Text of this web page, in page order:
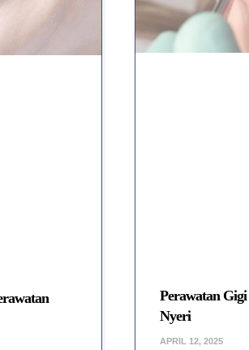
Perawatan
Nyeri
APRIL 12, 2025